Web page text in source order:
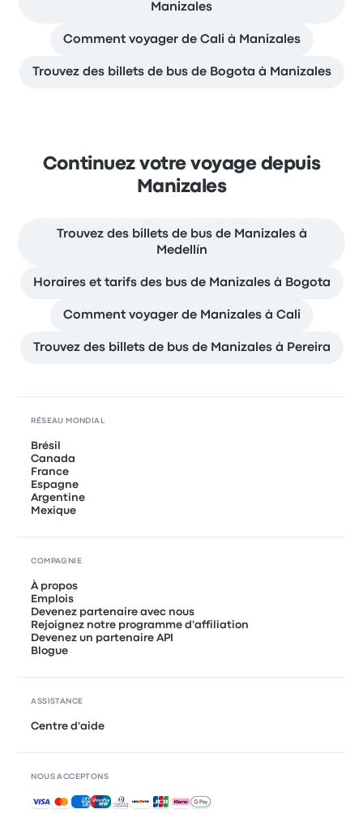
Manizales
Comment voyager de Cali à Manizales
Trouvez des billets de bus de Bogota à Manizales
Continuez votre voyage depuis
Manizales
Trouvez des billets de bus de Manizales à
Medellín
Horaires et tarifs des bus de Manizales à Bogota
Comment voyager de Manizales à Cali
Trouvez des billets de bus de Manizales à Pereira
RÉSEAU MONDIAL
Brésil
Canada
France
Espagne
Argentine
Mexique
COMPAGNIE
À propos
Emplois
Devenez partenaire avec nous
Rejoignez notre programme d'affiliation
Devenez un partenaire API
Blogue
ASSISTANCE
Centre d'aide
NOUS ACCEPTONS
Paiements acceptés